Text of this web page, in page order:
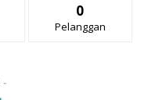
0
Pelanggan
-